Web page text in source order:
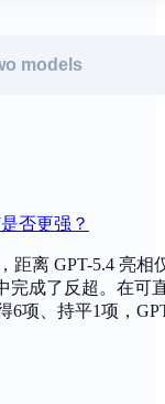
models
否更强？
距离 GPT-5.4 亮相
完成了反超。在可
6项、持平1项，